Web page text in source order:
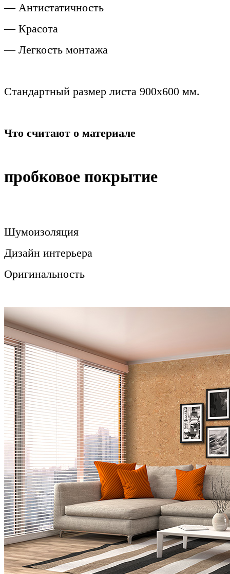
— Антистатичность
— Красота
— Легкость монтажа
Стандартный размер листа 900х600 мм.
Что считают о материале
пробковое покрытие
Шумоизоляция
Дизайн интерьера
Оригинальность